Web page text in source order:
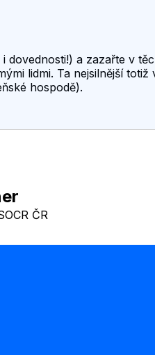
dovednosti!) a zazařte v
lidmi. Ta nejsilnější
hospodě).
ČR